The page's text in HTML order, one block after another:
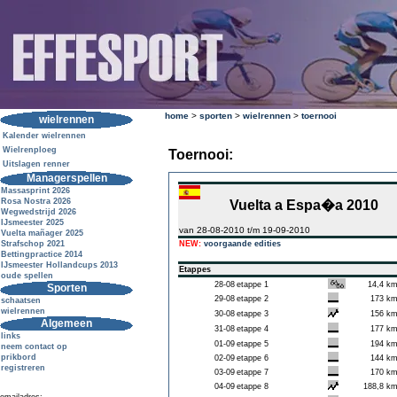
wielrennen
Kalender wielrennen
Wielrenploeg
Uitslagen renner
Managerspellen
Massasprint 2026
Rosa Nostra 2026
Wegwedstrijd 2026
IJsmeester 2025
Vuelta mañager 2025
Strafschop 2021
Bettingpractice 2014
IJsmeester Hollandcups 2013
oude spellen
Sporten
schaatsen
wielrennen
Algemeen
links
neem contact op
prikbord
registreren
home > sporten > wielrennen > toernooi
Toernooi:
Vuelta a Espa�a 2010
van 28-08-2010 t/m 19-09-2010
NEW: voorgaande edities
Etappes
28-08 etappe 1
14,4 km
29-08 etappe 2
173 km
30-08 etappe 3
156 km
31-08 etappe 4
177 km
01-09 etappe 5
194 km
02-09 etappe 6
144 km
03-09 etappe 7
170 km
04-09 etappe 8
188,8 km